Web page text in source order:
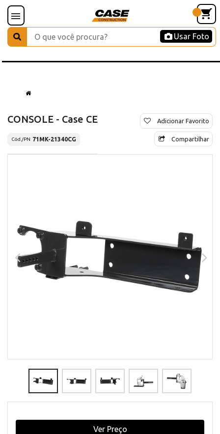
Usar Foto
CONSOLE - Case CE
Cód./PN 71MK-21340CG
Adicionar Favorito
Compartilhar
Ver Preço